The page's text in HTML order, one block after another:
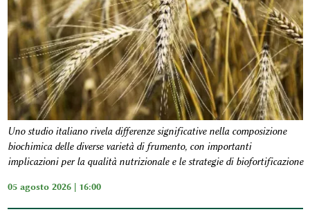
Uno studio italiano rivela differenze significative nella composizione
biochimica delle diverse varietà di frumento, con importanti
implicazioni per la qualità nutrizionale e le strategie di biofortificazione
05 agosto 2026 | 16:00